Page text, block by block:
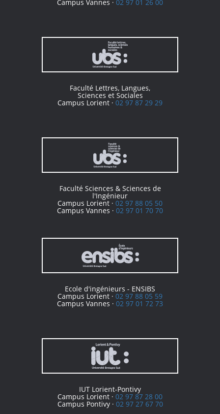
Campus Vannes ·02 97 01 26 00
Faculté Lettres, Langues,
Sciences et Sociales
Campus Lorient · 02 97 87 29 29
Faculté Sciences & Sciences de
l'Ingénieur
Campus Lorient · 02 97 88 05 50
Campus Vannes · 02 97 01 70 70
Ecole d'ingénieurs - ENSIBS
Campus Lorient · 02 97 88 05 59
Campus Vannes · 02 97 01 72 73
IUT Lorient-Pontivy
Campus Lorient · 02 97 87 28 00
Campus Pontivy · 02 97 27 67 70